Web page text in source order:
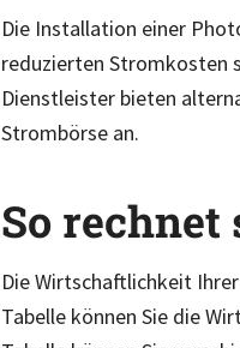
Die Installation einer
reduzierten Stromkosten
Dienstleister bieten
Strombörse an.
So
Die Wirtschaftlichkeit
Tabelle können Sie die